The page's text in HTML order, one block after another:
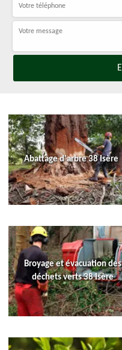
Abattage d'arbre 38 Isère
Broyage et évacuation des
déchets verts 38 Isère